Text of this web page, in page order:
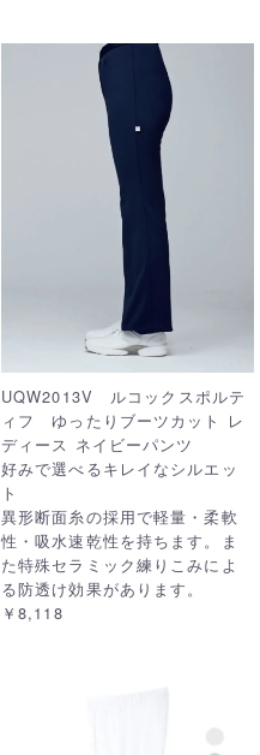
UQW2013V ルコックスポルテ
ィフ ゆったりブーツカット レ
ディース ネイビーパンツ
好みで選べるキレイなシルエッ
ト
異形断面糸の採用で軽量・柔軟
性・吸水速乾性を持ちます。ま
た特殊セラミック練りこみによ
る防透け効果があります。
￥8,118